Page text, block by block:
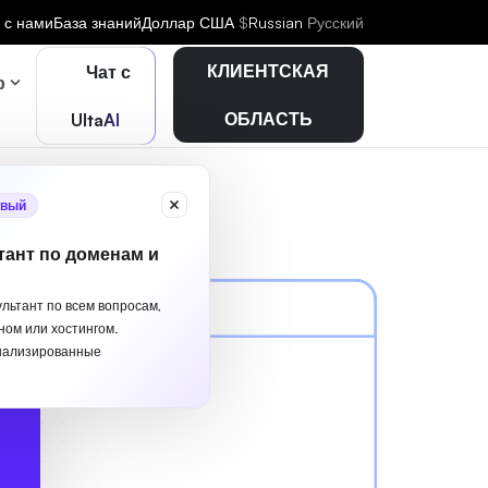
с намиБаза знанийДоллар США $Russian Русский
Чат с
UltaAI
по доменам и
по всем вопросам,
или хостингом.
КЛИЕНТСКАЯ
ОБЛАСТЬ